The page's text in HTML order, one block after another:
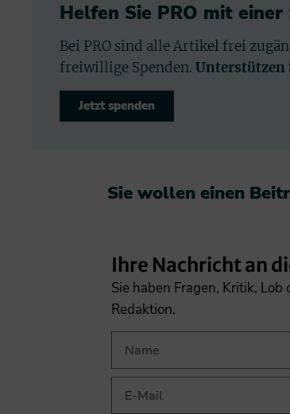
Helfen Sie PRO mit einer
Bei PRO sind alle Artikel frei
freiwillige Spenden. Unterstützen
Jetzt spenden
Sie wollen einen
Ihre Nachricht an
Sie haben Fragen, Kritik,
Redaktion.